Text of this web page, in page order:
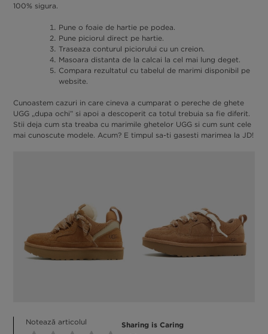
100% sigura.
Pune o foaie de hartie pe podea.
Pune piciorul direct pe hartie.
Traseaza conturul piciorului cu un creion.
Masoara distanta de la calcai la cel mai lung deget.
Compara rezultatul cu tabelul de marimi disponibil pe
website.
Cunoastem cazuri in care cineva a cumparat o pereche de ghete
UGG „dupa ochi” si apoi a descoperit ca totul trebuia sa fie diferit.
Stii deja cum sta treaba cu marimile ghetelor UGG si cum sunt cele
mai cunoscute modele. Acum? E timpul sa-ti gasesti marimea la JD!
Notează articolul Sharing is Caring